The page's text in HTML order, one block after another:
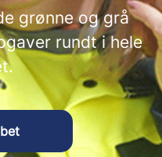
grønne og grå
rundt i hele